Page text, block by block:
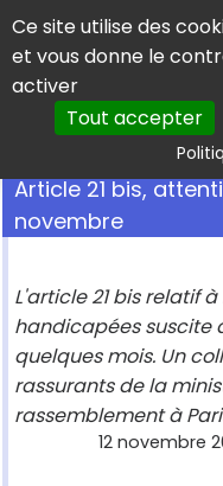
Panneau de gestion des
Ce site utilise des
et vous donne le
activer
Tout accepter
Article 21 bis,
novembre
L'article 21 bis relatif
handicapées suscite
quelques mois. Un
rassurants de la
rassemblement à
12 novembre